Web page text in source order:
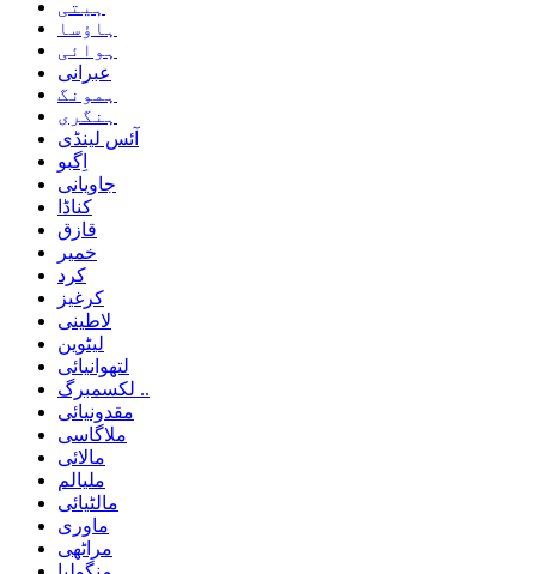
ہیتی
ہاؤسا
ہوائی
عبرانی
ہمونگ
ہنگری
آئس لینڈی
اِگبو
جاویانی
کناڈا
قازق
خمیر
کرد
کرغیز
لاطینی
لیٹوین
لتھوانیائی
لکسمبرگ ..
مقدونیائی
ملاگاسی
مالائی
ملیالم
مالٹیائی
ماوری
مراٹھی